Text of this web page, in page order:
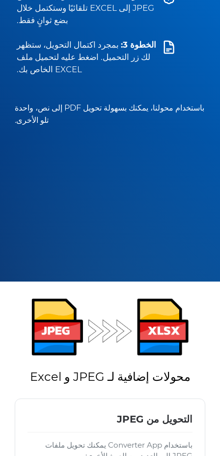
JPEG إلى EXCEL تلقائيًا وستكتمل خلال
بضع ثوانٍ فقط.
الخطوة 3:
بمجرد اكتمال التحويل، ستظهر
لك زر التحميل. اضغط عليه لتحميل ملف
EXCEL الخاص بك.
باستخدام محولنا، يمكنك بسهولة تحويل PDF إلى نص، واحدة
تلو الأخرى.
محولات إضافية لـ JPEG و Excel
التحويل من JPEG
باستخدام Converter App يمكنك تحويل ملفات